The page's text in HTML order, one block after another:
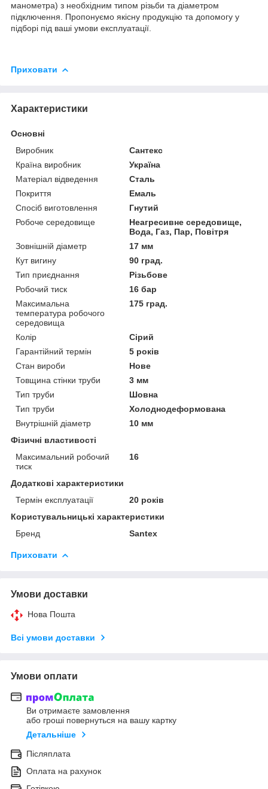
манометра) з необхідним типом різьби та діаметром
підключення. Пропонуємо якісну продукцію та допомогу у
підборі під ваші умови експлуатації.
Приховати
Характеристики
Основні
Виробник
Сантекс
Країна виробник
Україна
Матеріал відведення
Сталь
Покриття
Емаль
Спосіб виготовлення
Гнутий
Робоче середовище
Неагресивне середовище,
Вода, Газ, Пар, Повітря
Зовнішній діаметр
17 мм
Кут вигину
90 град.
Тип приєднання
Різьбове
Робочий тиск
16 бар
Максимальна
температура робочого
середовища
175 град.
Колір
Сірий
Гарантійний термін
5 років
Стан вироби
Нове
Товщина стінки труби
3 мм
Тип труби
Шовна
Тип труби
Холоднодеформована
Внутрішній діаметр
10 мм
Фізичні властивості
Максимальний робочий
тиск
16
Додаткові характеристики
Термін експлуатації
20 років
Користувальницькі характеристики
Бренд
Santex
Приховати
Умови доставки
Нова Пошта
Всі умови доставки
Умови оплати
Ви отримаєте замовлення
або гроші повернуться на вашу картку
Детальніше
Післяплата
Оплата на рахунок